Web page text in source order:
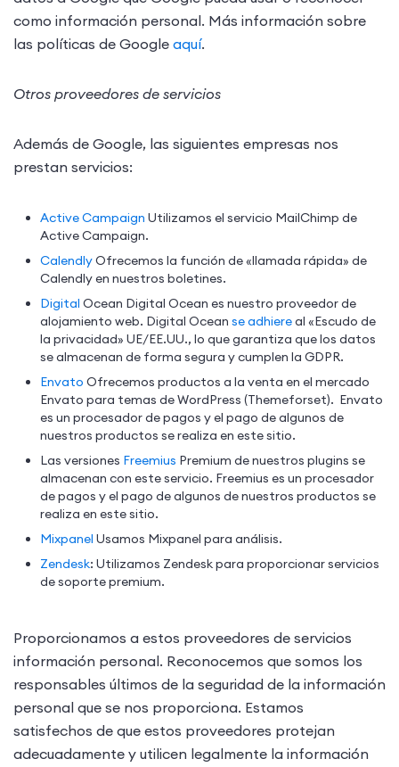
como información personal. Más información sobre
las políticas de Google aquí.
Otros proveedores de servicios
Además de Google, las siguientes empresas nos
prestan servicios:
Active Campaign Utilizamos el servicio MailChimp de
Active Campaign.
CalendlyOfrecemos la función de «llamada rápida» de
Calendly en nuestros boletines.
Digital Ocean Digital Ocean es nuestro proveedor de
alojamiento web. Digital Ocean se adhiereal «Escudo de
la privacidad» UE/EE.UU., lo que garantiza que los datos
se almacenan de forma segura y cumplen la GDPR.
Envato Ofrecemos productos a la venta en el mercado
Envato para temas de WordPress (Themeforset). Envato
es un procesador de pagos y el pago de algunos de
nuestros productos se realiza en este sitio.
Las versiones Freemius Premium de nuestros plugins se
almacenan con este servicio. Freemius es un procesador
de pagos y el pago de algunos de nuestros productos se
realiza en este sitio.
Mixpanel Usamos Mixpanel para análisis.
Zendesk: Utilizamos Zendesk para proporcionar servicios
de soporte premium.
Proporcionamos a estos proveedores de servicios
información personal. Reconocemos que somos los
responsables últimos de la seguridad de la información
personal que se nos proporciona. Estamos
satisfechos de que estos proveedores protejan
adecuadamente y utilicen legalmente la información